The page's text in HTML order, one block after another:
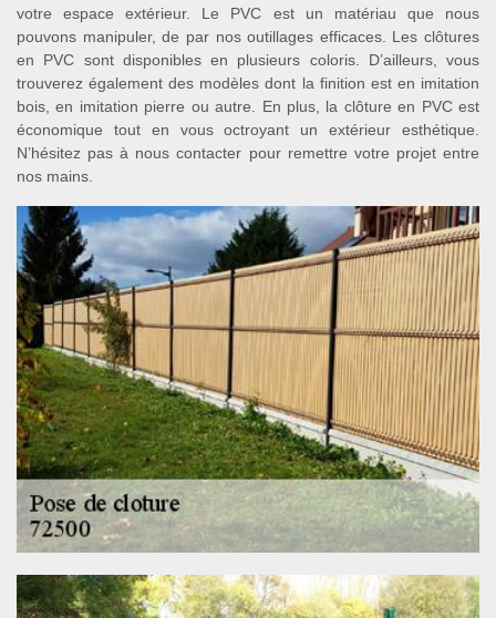
votre espace extérieur. Le PVC est un matériau que nous
pouvons manipuler, de par nos outillages efficaces. Les clôtures
en PVC sont disponibles en plusieurs coloris. D’ailleurs, vous
trouverez également des modèles dont la finition est en imitation
bois, en imitation pierre ou autre. En plus, la clôture en PVC est
économique tout en vous octroyant un extérieur esthétique.
N’hésitez pas à nous contacter pour remettre votre projet entre
nos mains.